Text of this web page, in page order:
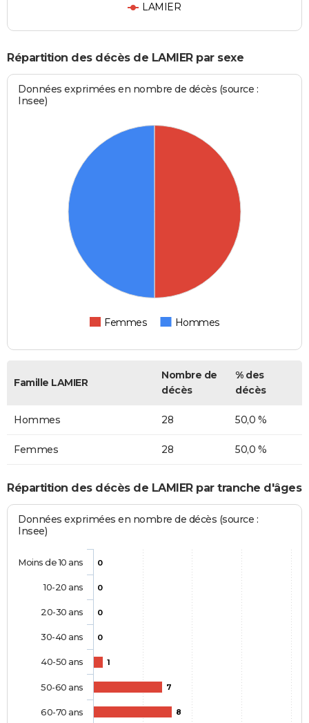
LAMIER
Répartition des décès de LAMIER par sexe
Données exprimées en nombre de décès (source :
Insee)
Femmes Hommes
Famille LAMIER
Nombre de
décès
% des
décès
Hommes 28 50,0 %
Femmes 28 50,0 %
Répartition des décès de LAMIER par tranche d'âges
Données exprimées en nombre de décès (source :
Insee)
0
0
0
0
1
7
8
Moins de 10 ans
10-20 ans
20-30 ans
30-40 ans
40-50 ans
50-60 ans
60-70 ans